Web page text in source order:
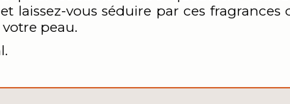
laissez-vous séduire par ces
peau.